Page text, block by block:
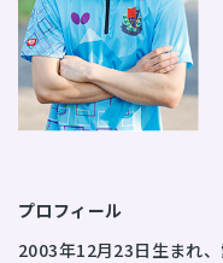
プロフィール
2003年12月23日生まれ、